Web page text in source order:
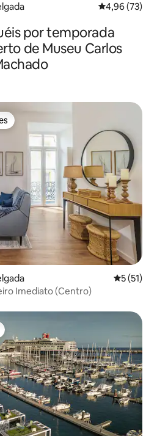
4,96 de uma
4,96 (73)
por temporada
de Museu Carlos
dos hóspedes
5 de uma
5 (51)
Imediato (Centro)